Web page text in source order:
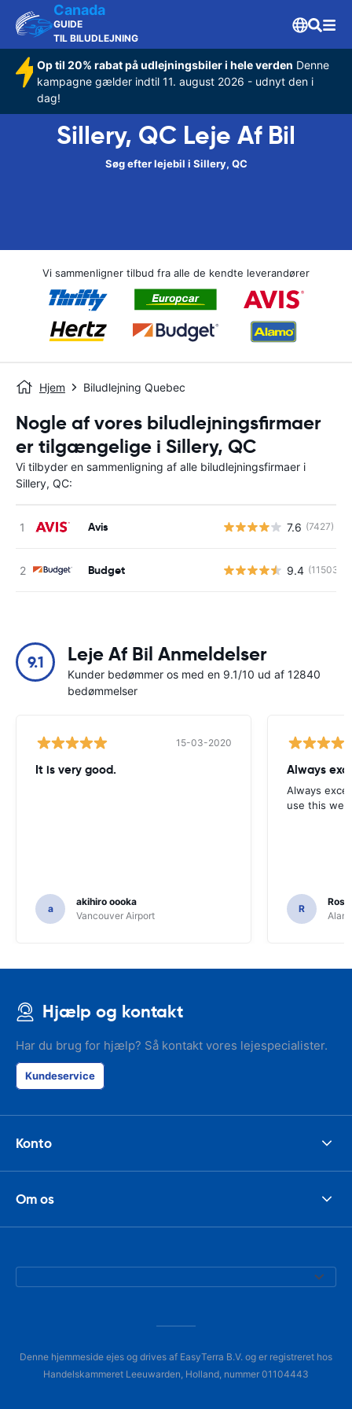
Canada
GUIDE
TIL BILUDLEJNING
Op til 20% rabat på udlejningsbiler i hele verden Denne
kampagne gælder indtil 11. august 2026 - udnyt den i
dag!
Sillery, QC Leje Af Bil
Søg efter lejebil i Sillery, QC
Vi sammenligner tilbud fra alle de kendte leverandører
Hjem Biludlejning Quebec
Nogle af vores biludlejningsfirmaer
er tilgængelige i Sillery, QC
Vi tilbyder en sammenligning af alle biludlejningsfirmaer i
Sillery, QC:
Avis 7.6 (7427)
Budget 9.4 (11503)
9.1 Leje Af Bil Anmeldelser
Kunder bedømmer os med en 9.1/10 ud af 12840
bedømmelser
15-03-2020
It is very good.
a
akihiro oooka
Vancouver Airport
Always
Always
use this
R
Hjælp og kontakt
Har du brug for hjælp? Så kontakt vores lejespecialister.
Kundeservice
Konto
Om os
Denne hjemmeside ejes og drives af EasyTerra B.V. og er registreret hos
Handelskammeret Leeuwarden, Holland, nummer 01104443